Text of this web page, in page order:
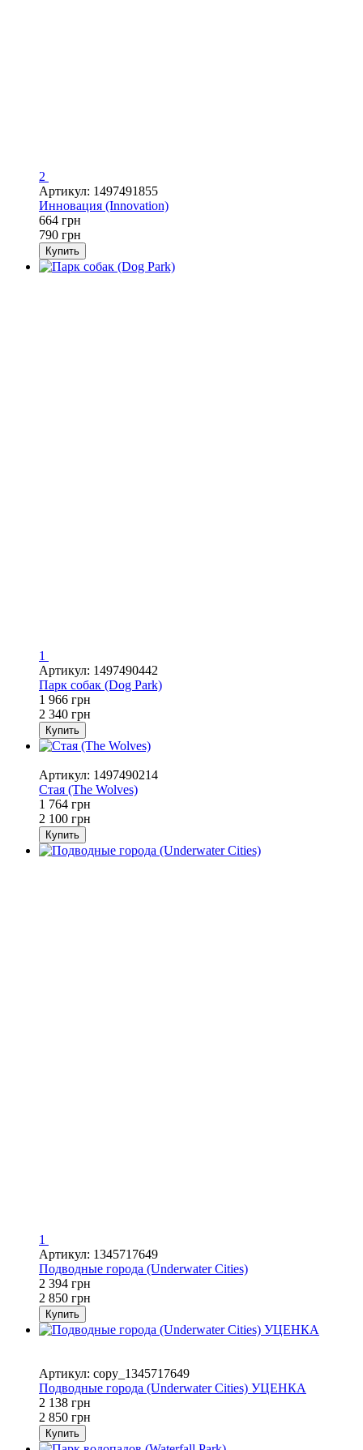
2
Артикул: 1497491855
Инновация (Innovation)
664 грн
790 грн
Купить
1
Артикул: 1497490442
Парк собак (Dog Park)
1 966 грн
2 340 грн
Купить
Артикул: 1497490214
Стая (The Wolves)
1 764 грн
2 100 грн
Купить
1
Артикул: 1345717649
Подводные города (Underwater Cities)
2 394 грн
2 850 грн
Купить
Артикул: copy_1345717649
Подводные города (Underwater Cities) УЦЕНКА
2 138 грн
2 850 грн
Купить